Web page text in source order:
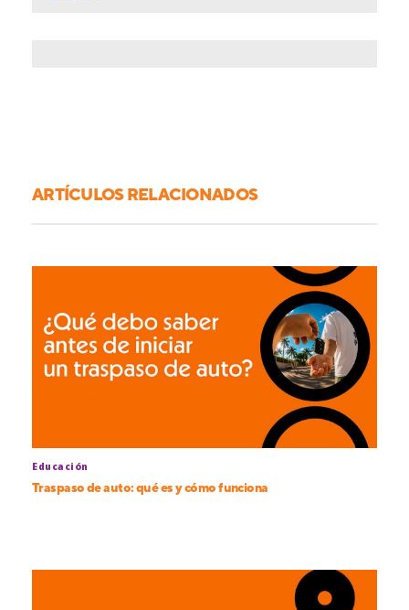
ARTÍCULOS RELACIONADOS
Educación
Traspaso de auto: qué es y cómo funciona